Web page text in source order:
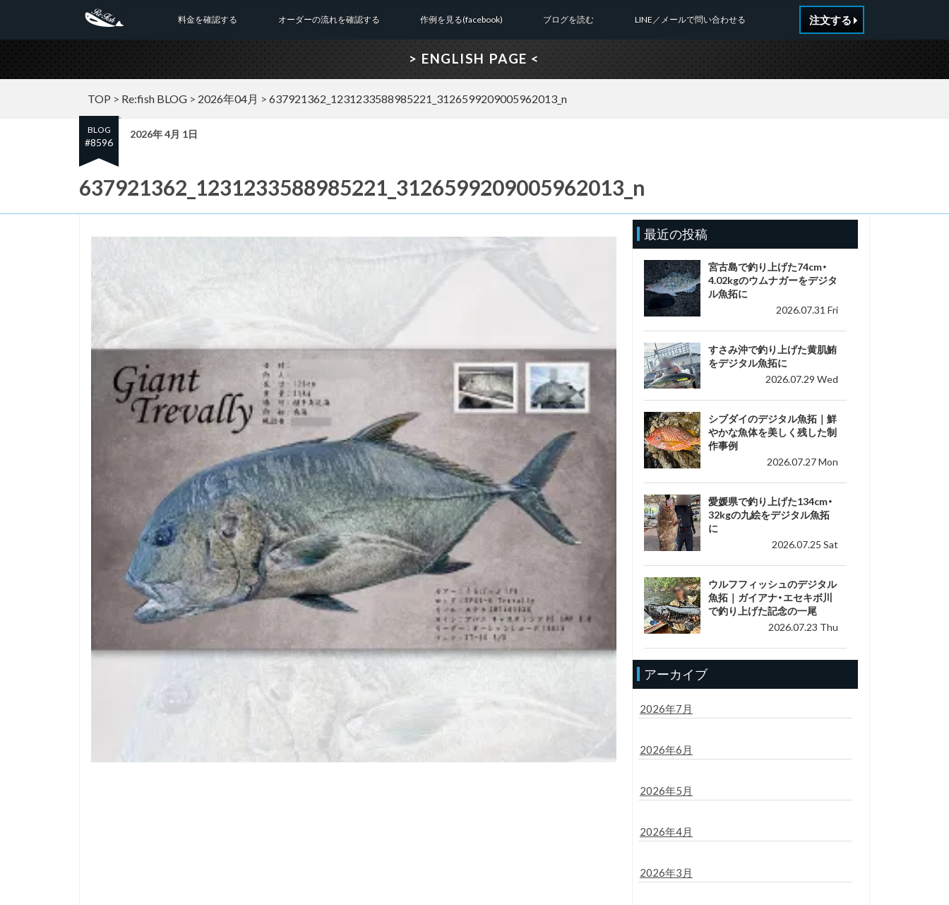
LINE／メールで問い合わせる
料金を確認する オーダーの流れを確認する 作例を見る(facebook) ブログを読む 注文する
> ENGLISH PAGE <
TOP > Re:fish BLOG > 2026年04月 > 637921362_1231233588985221_3126599209005962013_n
BLOG
#8596
2026年 4月 1日
637921362_1231233588985221_3126599209005962013_n
最近の投稿
宮古島で釣り上げた74cm・
4.02kgのウムナガーをデジタ
ル魚拓に
2026.07.31 Fri
すさみ沖で釣り上げた黄肌鮪
をデジタル魚拓に
2026.07.29 Wed
シブダイのデジタル魚拓｜鮮
やかな魚体を美しく残した制
作事例
2026.07.27 Mon
愛媛県で釣り上げた134cm・
32kgの九絵をデジタル魚拓
に
2026.07.25 Sat
ウルフフィッシュのデジタル
魚拓｜ガイアナ・エセキボ川
で釣り上げた記念の一尾
2026.07.23 Thu
アーカイブ
2026年7月
2026年6月
2026年5月
2026年4月
2026年3月